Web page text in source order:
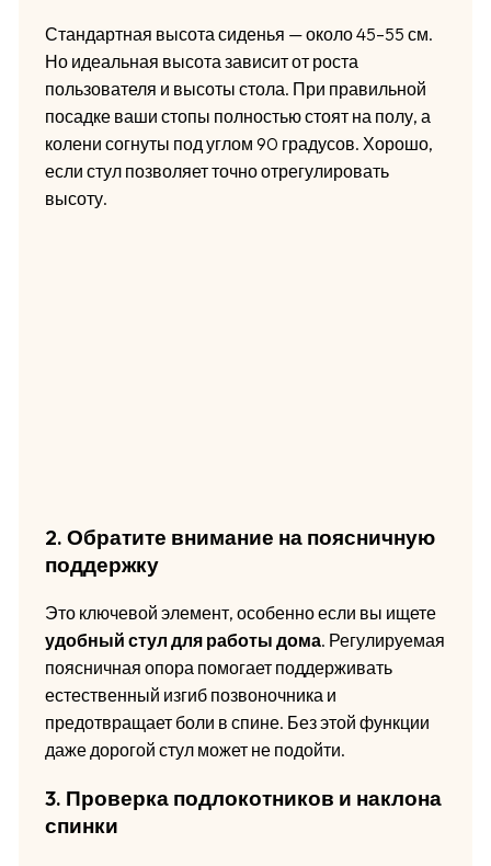
Стандартная высота сиденья — около 45–55 см.
Но идеальная высота зависит от роста
пользователя и высоты стола. При правильной
посадке ваши стопы полностью стоят на полу, а
колени согнуты под углом 90 градусов. Хорошо,
если стул позволяет точно отрегулировать
высоту.
2. Обратите внимание на поясничную
поддержку
Это ключевой элемент, особенно если вы ищете
удобный стул для работы дома. Регулируемая
поясничная опора помогает поддерживать
естественный изгиб позвоночника и
предотвращает боли в спине. Без этой функции
даже дорогой стул может не подойти.
3. Проверка подлокотников и наклона
спинки